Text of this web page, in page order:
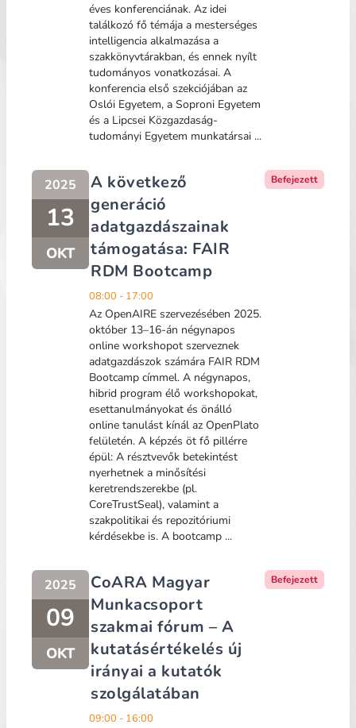
éves konferenciának. Az idei
találkozó fő témája a mesterséges
intelligencia alkalmazása a
szakkönyvtárakban, és ennek nyílt
tudományos vonatkozásai. A
konferencia első szekciójában az
Oslói Egyetem, a Soproni Egyetem
és a Lipcsei Közgazdaság-
tudományi Egyetem munkatársai ...
2025
13
OKT
A következő
generáció
adatgazdászainak
támogatása: FAIR
RDM Bootcamp
08:00 - 17:00
Az OpenAIRE szervezésében 2025.
október 13–16-án négynapos
online workshopot szerveznek
adatgazdászok számára FAIR RDM
Bootcamp címmel. A négynapos,
hibrid program élő workshopokat,
esettanulmányokat és önálló
online tanulást kínál az OpenPlato
felületén. A képzés öt fő pillérre
épül: A résztvevők betekintést
nyerhetnek a minősítési
keretrendszerekbe (pl.
CoreTrustSeal), valamint a
szakpolitikai és repozitóriumi
kérdésekbe is. A bootcamp ...
Befejezett
2025
09
OKT
CoARA Magyar
Munkacsoport
szakmai fórum – A
kutatásértékelés új
irányai a kutatók
szolgálatában
09:00 - 16:00
Befejezett